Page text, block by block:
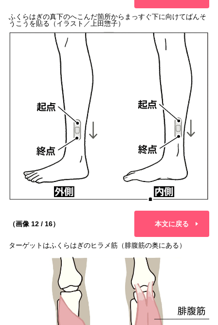
ふくらはぎの真下のへこんだ箇所からまっすぐ下に向けてばんそ
うこうを貼る（イラスト／上田惣子）
（画像 12 / 16） 本文に戻る
ターゲットはふくらはぎのヒラメ筋（腓腹筋の奥にある）